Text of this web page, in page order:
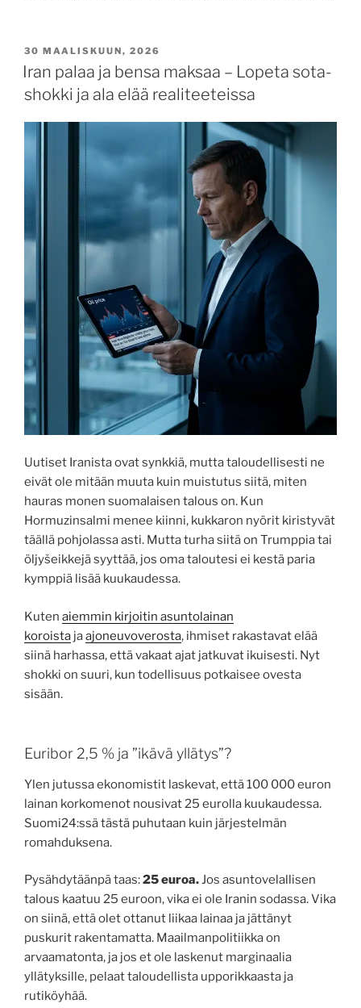
30 MAALISKUUN, 2026
Iran palaa ja bensa maksaa – Lopeta sota-
shokki ja ala elää realiteeteissa
Uutiset Iranista ovat synkkiä, mutta taloudellisesti ne
eivät ole mitään muuta kuin muistutus siitä, miten
hauras monen suomalaisen talous on. Kun
Hormuzinsalmi menee kiinni, kukkaron nyörit kiristyvät
täällä pohjolassa asti. Mutta turha siitä on Trumppia tai
öljyšeikkejä syyttää, jos oma taloutesi ei kestä paria
kymppiä lisää kuukaudessa.
Kuten aiemmin kirjoitin asuntolainan
koroista jaajoneuvoverosta, ihmiset rakastavat elää
siinä harhassa, että vakaat ajat jatkuvat ikuisesti. Nyt
shokki on suuri, kun todellisuus potkaisee ovesta
sisään.
Euribor 2,5 % ja ”ikävä yllätys”?
Ylen jutussa ekonomistit laskevat, että 100 000 euron
lainan korkomenot nousivat 25 eurolla kuukaudessa.
Suomi24:ssä tästä puhutaan kuin järjestelmän
romahduksena.
Pysähdytäänpä taas:25 euroa.Jos asuntovelallisen
talous kaatuu 25 euroon, vika ei ole Iranin sodassa. Vika
on siinä, että olet ottanut liikaa lainaa ja jättänyt
puskurit rakentamatta. Maailmanpolitiikka on
arvaamatonta, ja jos et ole laskenut marginaalia
yllätyksille, pelaat taloudellista upporikkaasta ja
rutiköyhää.